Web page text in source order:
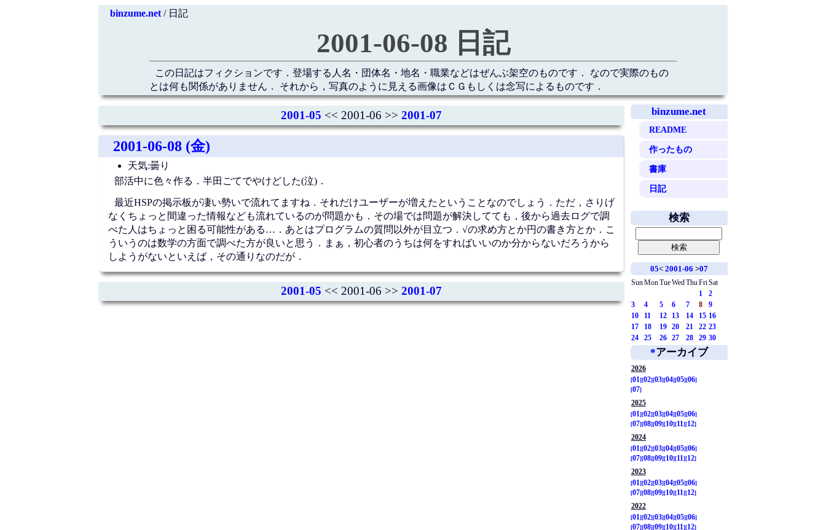
binzume.net/ 日記
2001-06-08 日記
この日記はフィクションです．登場する人名・団体名・地名・職業などはぜんぶ架空のものです． なので実際のもの
とは何も関係がありません． それから，写真のように見える画像はＣＧもしくは念写によるものです．
binzume.net
README
作ったもの
書庫
日記
2001-05 << 2001-06 >> 2001-07
2001-06-08 (金)
天気:曇り
部活中に色々作る．半田ごてでやけどした(泣)．
最近HSPの掲示板が凄い勢いで流れてますね．それだけユーザーが増えたということなのでしょう．ただ，さりげ
なくちょっと間違った情報なども流れているのが問題かも．その場では問題が解決してても，後から過去ログで調
べた人はちょっと困る可能性がある…．あとはプログラムの質問以外が目立つ．√の求め方とか円の書き方とか．こ
ういうのは数学の方面で調べた方が良いと思う．まぁ，初心者のうちは何をすればいいのか分からないだろうから
しようがないといえば，その通りなのだが．
2001-05 << 2001-06 >> 2001-07
検索
05< 2001-06 >07
SunMonTueWed ThuFriSat
1
2
3
4 5 6 7 8
9
10
11 12 13 14 15 16
17
18 19 20 21 22 23
24
25 26 27 28 29 30
*アーカイブ
2026
01
02 03 04 05 06
07
2025
01
02 03 04 05 06
07 08 09 10 11
12
2024
01
02 03 04 05 06
07 08 09 10 11
12
2023
01
02 03 04 05 06
07 08 09 10 11
12
2022
01
02 03 04 05 06
07 08 09 10 11
12